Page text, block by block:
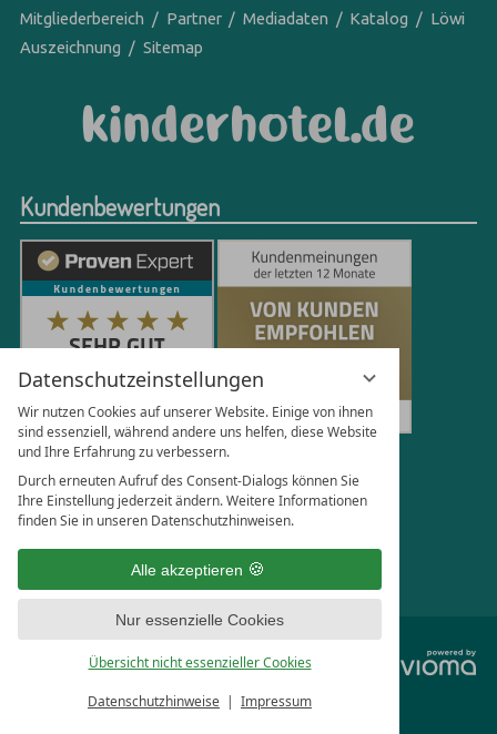
Datenschutzeinstellungen
Wir nutzen Cookies auf unserer Website. Einige von ihnen
sind essenziell, während andere uns helfen, diese Website
und Ihre Erfahrung zu verbessern.
Durch erneuten Aufruf des Consent-Dialogs können Sie
Ihre Einstellung jederzeit ändern. Weitere Informationen
finden Sie in unseren Datenschutzhinweisen.
Alle akzeptieren
Nur essenzielle Cookies
Übersicht nicht essenzieller Cookies
Datenschutzhinweise Impressum
Mitgliederbereich
Partner Mediadaten Katalog
Löwi
Auszeichnung
Sitemap
Kundenbewertungen